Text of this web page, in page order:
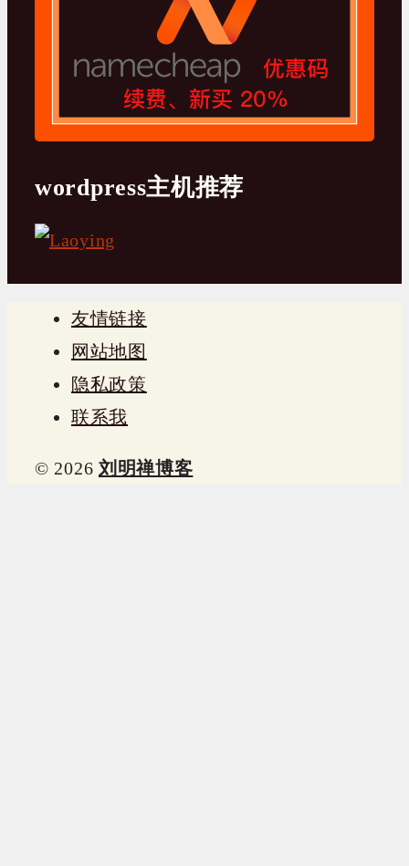
wordpress主机推荐
友情链接
网站地图
隐私政策
联系我
© 2026 刘明禅博客